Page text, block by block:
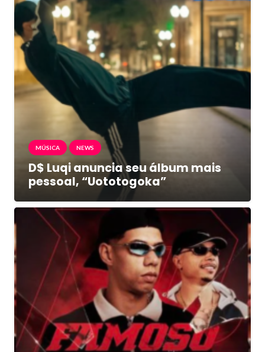
MÚSICA NEWS
D$ Luqi anuncia seu álbum mais
pessoal, “Uototogoka”